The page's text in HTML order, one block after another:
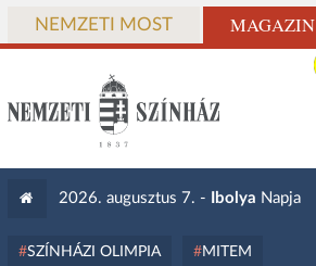
NEMZETI MOST MAGAZIN
2026. augusztus 7. - Ibolya Napja
SZÍNHÁZI OLIMPIA MITEM